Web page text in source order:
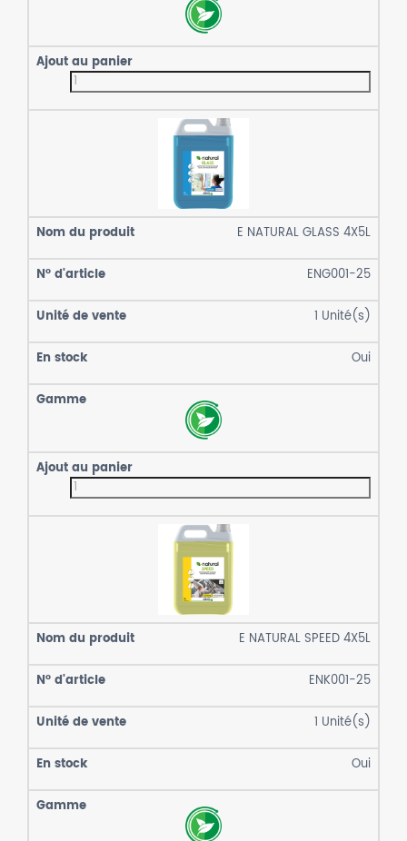
E NATURAL GLASS 4X5L
ENG001-25
1 Unité(s)
Oui
E NATURAL SPEED 4X5L
ENK001-25
1 Unité(s)
Oui